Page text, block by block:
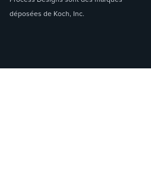
déposées de Koch, Inc.